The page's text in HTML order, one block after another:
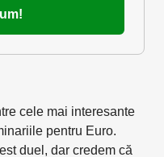
cele mai interesante
pentru Euro.
duel, dar credem că